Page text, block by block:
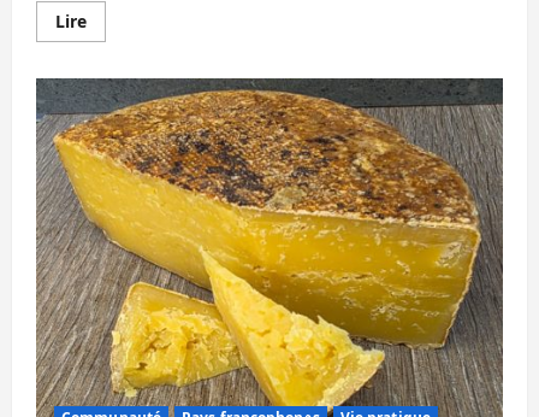
LireEn
savoir
Tintin,
en
Thaïlande,
est
orphelin.
Baudoin
de
Duve
s’en
est
allé